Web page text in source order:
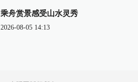
乘舟赏景感受山水灵秀
2026-08-05 14:13